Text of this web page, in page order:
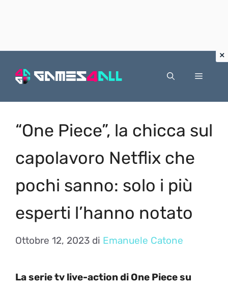
Menu
“One Piece”, la chicca sul
capolavoro Netflix che
pochi sanno: solo i più
esperti l’hanno notato
Ottobre 12, 2023 di Emanuele Catone
La serie tv live-action di One Piece su